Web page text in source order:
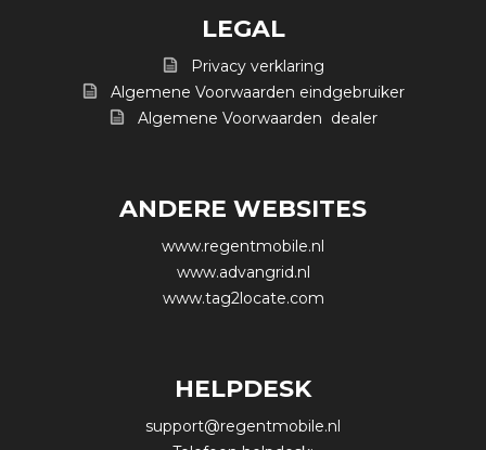
LEGAL
Privacy verklaring
Algemene Voorwaarden eindgebruiker
Algemene Voorwaarden dealer
ANDERE WEBSITES
www.regentmobile.nl
www.advangrid.nl
www.tag2locate.com
HELPDESK
support@regentmobile.nl